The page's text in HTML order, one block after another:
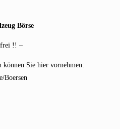
Börse
frei !! –
können Sie hier vornehmen:
Boersen